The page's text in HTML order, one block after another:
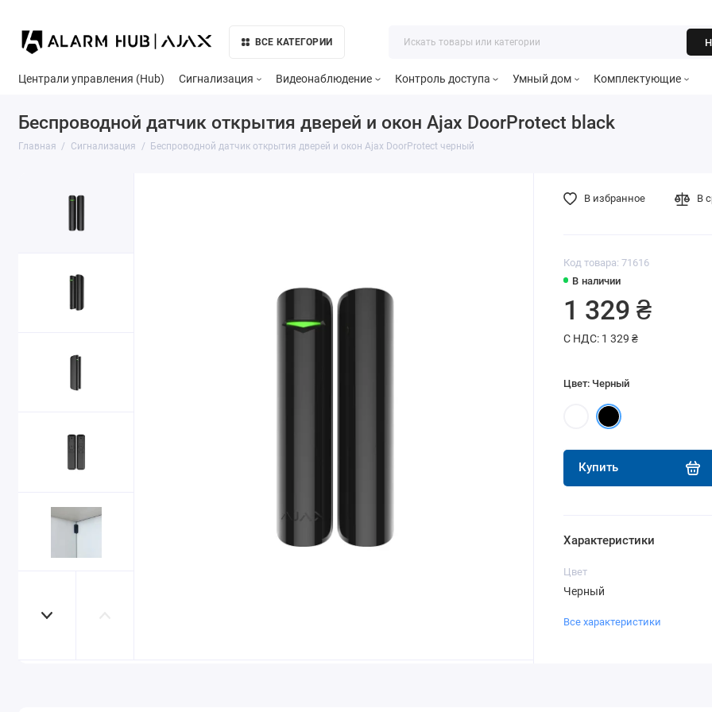
ВСЕ КАТЕГОРИИ
Централи управления (Hub) Сигнализация Видеонаблюдение Контроль доступа Умный дом Комплектующие
Беспроводной датчик открытия дверей и окон Ajax DoorProtect black
Главная Сигнализация Беспроводной датчик открытия дверей и окон Ajax DoorProtect черный
Код товара: 71616
В наличии
1 329 ₴
С НДС: 1 329 ₴
Цвет: Черный
Купить
В избранное В
Характеристики
Цвет
Черный
Все характеристики